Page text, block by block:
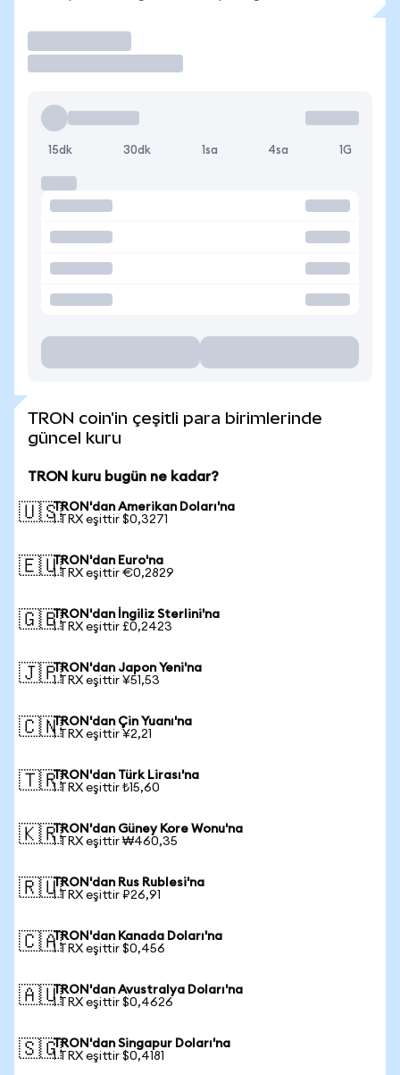
15dk 30dk 1sa 4sa 1G
TRON coin'in çeşitli para birimlerinde
güncel kuru
TRON kuru bugün ne kadar?
🇺🇸TRON'dan Amerikan Doları'na
1 TRX eşittir $0,3271
🇪🇺TRON'dan Euro'na
1 TRX eşittir €0,2829
🇬🇧TRON'dan İngiliz Sterlini'na
1 TRX eşittir £0,2423
🇯🇵TRON'dan Japon Yeni'na
1 TRX eşittir ¥51,53
🇨🇳TRON'dan Çin Yuanı'na
1 TRX eşittir ¥2,21
🇹🇷TRON'dan Türk Lirası'na
1 TRX eşittir ₺15,60
🇰🇷TRON'dan Güney Kore Wonu'na
1 TRX eşittir ₩460,35
🇷🇺TRON'dan Rus Rublesi'na
1 TRX eşittir ₽26,91
🇨🇦TRON'dan Kanada Doları'na
1 TRX eşittir $0,456
🇦🇺TRON'dan Avustralya Doları'na
1 TRX eşittir $0,4626
🇸🇬TRON'dan Singapur Doları'na
1 TRX eşittir $0,4181